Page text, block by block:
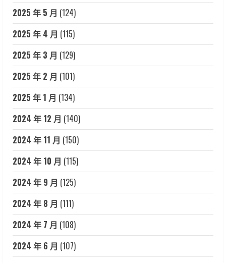
2025 年 5 月 (124)
2025 年 4 月 (115)
2025 年 3 月 (129)
2025 年 2 月 (101)
2025 年 1 月 (134)
2024 年 12 月 (140)
2024 年 11 月 (150)
2024 年 10 月 (115)
2024 年 9 月 (125)
2024 年 8 月 (111)
2024 年 7 月 (108)
2024 年 6 月 (107)